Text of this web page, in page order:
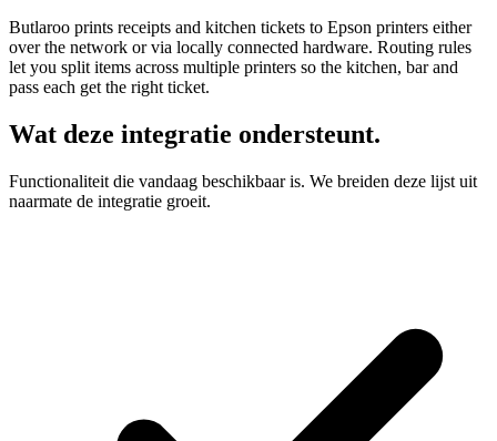
Butlaroo prints receipts and kitchen tickets to Epson printers either
over the network or via locally connected hardware. Routing rules
let you split items across multiple printers so the kitchen, bar and
pass each get the right ticket.
Wat deze integratie ondersteunt.
Functionaliteit die vandaag beschikbaar is. We breiden deze lijst uit
naarmate de integratie groeit.